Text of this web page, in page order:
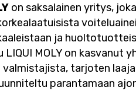
on saksalainen yritys,
ja
MOLY on kasvanut
tarjoten
parantamaan